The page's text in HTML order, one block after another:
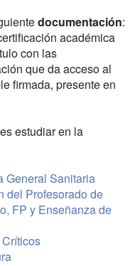
documentación:
académica
con las
que da acceso al
firmada, presente en
estudiar en la
General Sanitaria
del Profesorado de
FP y Enseñanza de